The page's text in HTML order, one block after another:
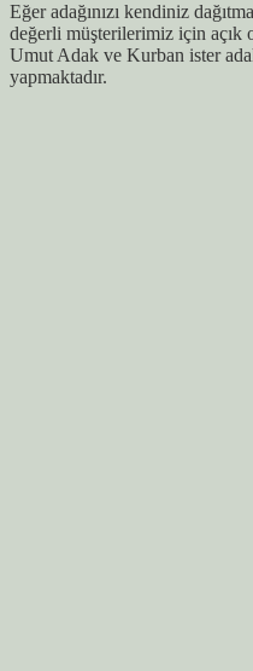
Eğer adağınızı kendiniz
değerli müşterilerimiz için açık
Umut Adak ve Kurban ister
yapmaktadır.